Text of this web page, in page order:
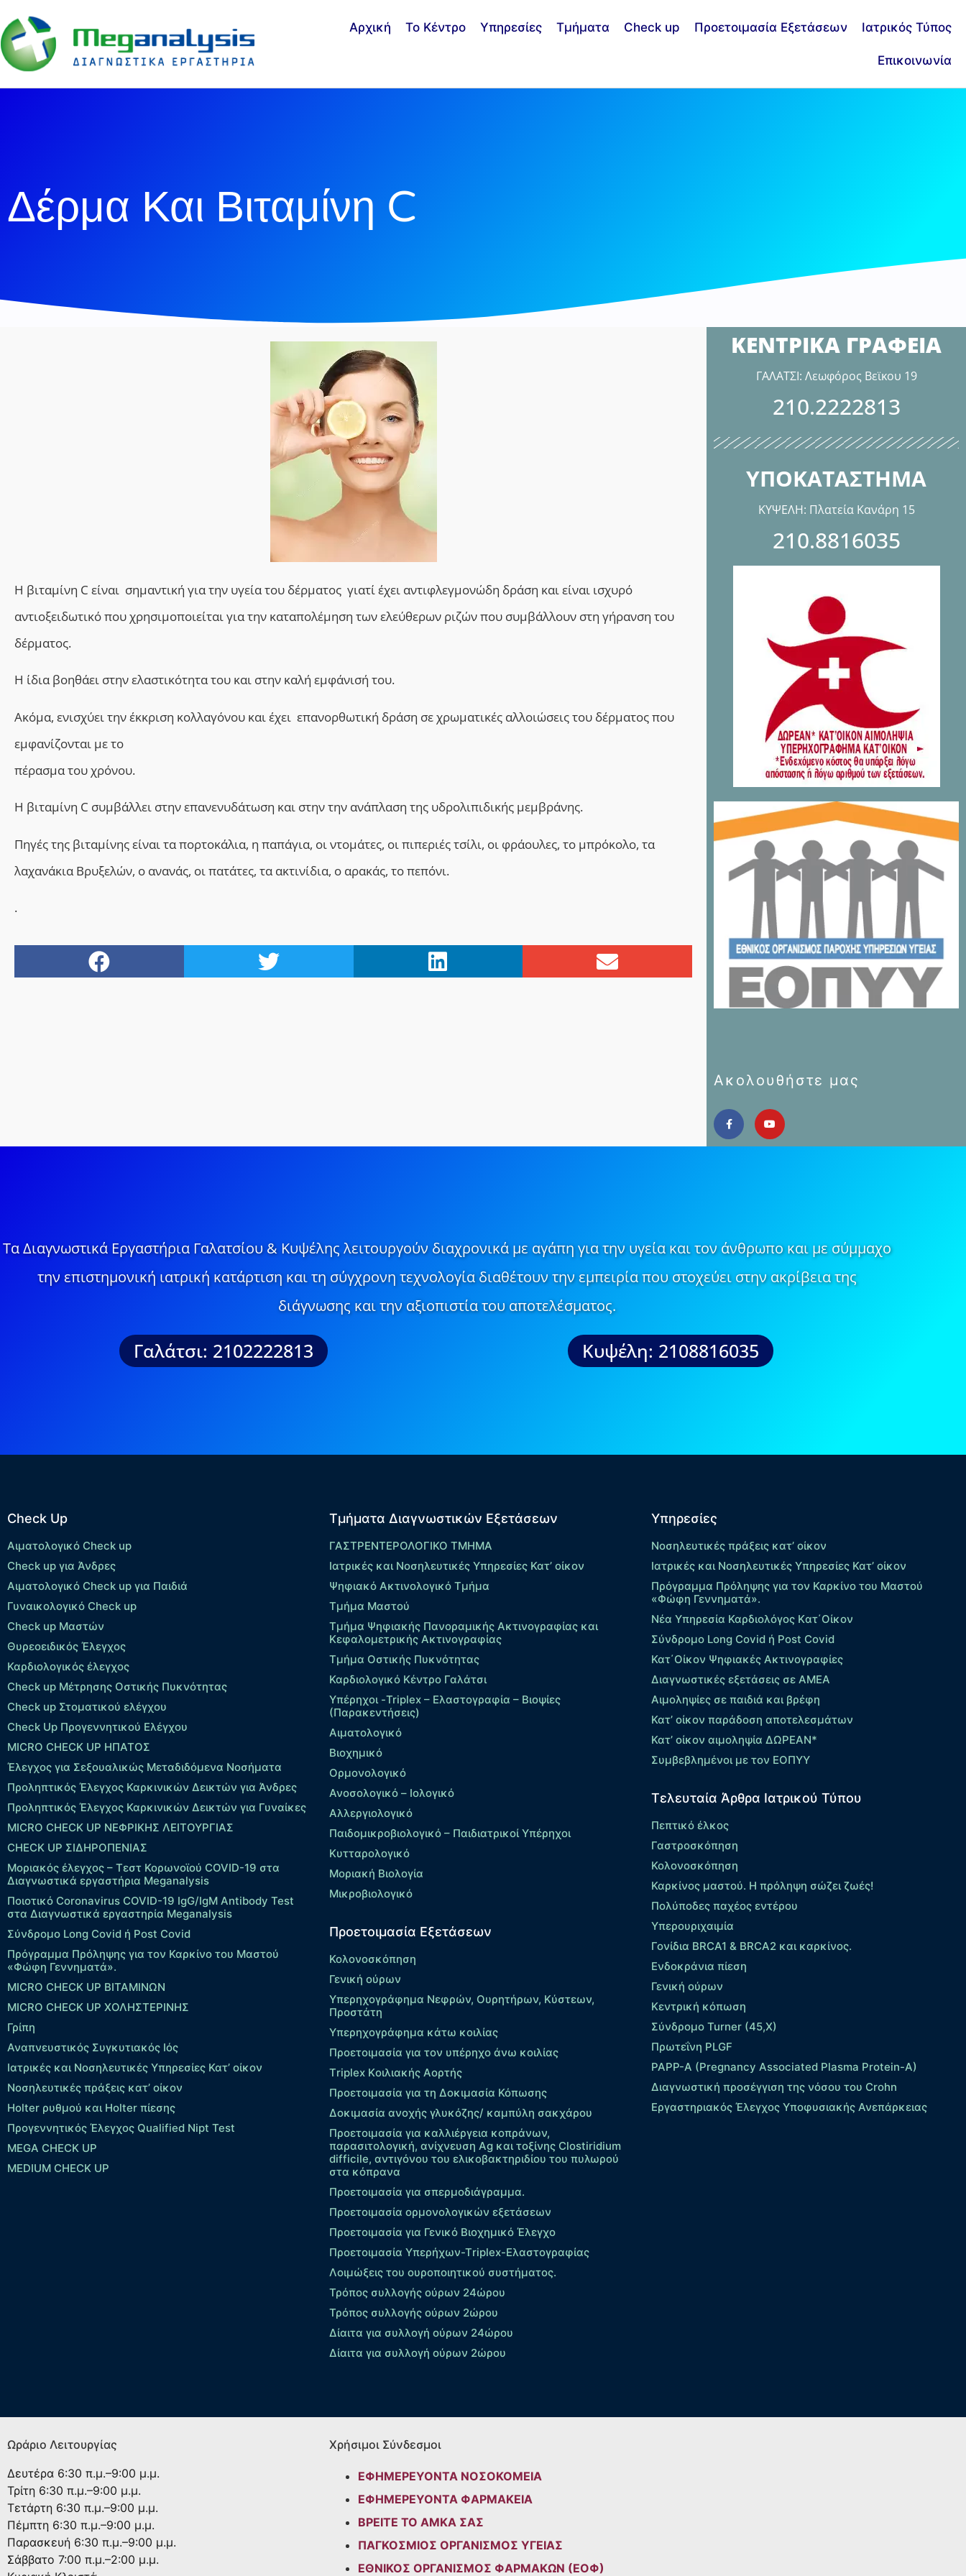
Αρχική Το Κέντρο Υπηρεσίες Τμήματα Check up Προετοιμασία Εξετάσεων Ιατρικός Τύπος
Επικοινωνία
Δέρμα Και Βιταμίνη C
Η βιταμίνη C είναι σημαντική για την υγεία του δέρματος γιατί έχει αντιφλεγμονώδη δράση και είναι ισχυρό
αντιοξειδωτικό που χρησιμοποιείται για την καταπολέμηση των ελεύθερων ριζών που συμβάλλουν στη γήρανση του
δέρματος.
Η ίδια βοηθάει στην ελαστικότητα του και στην καλή εμφάνισή του.
Ακόμα, ενισχύει την έκκριση κολλαγόνου και έχει επανορθωτική δράση σε χρωματικές αλλοιώσεις του δέρματος που
εμφανίζονται με το
πέρασμα του χρόνου.
Η βιταμίνη C συμβάλλει στην επανενυδάτωση και στην την ανάπλαση της υδρολιπιδικής μεμβράνης.
Πηγές της βιταμίνης είναι τα πορτοκάλια, η παπάγια, οι ντομάτες, οι πιπεριές τσίλι, οι φράουλες, το μπρόκολο, τα
λαχανάκια Βρυξελών, ο ανανάς, οι πατάτες, τα ακτινίδια, ο αρακάς, το πεπόνι.
.
ΚΕΝΤΡΙΚΑ ΓΡΑΦΕΙΑ
ΓΑΛΑΤΣΙ: Λεωφόρος Βεϊκου 19
210.2222813
ΥΠΟΚΑΤΑΣΤΗΜΑ
ΚΥΨΕΛΗ: Πλατεία Κανάρη 15
210.8816035
Ακολουθήστε μας
Τα Διαγνωστικά Εργαστήρια Γαλατσίου & Κυψέλης λειτουργούν διαχρονικά με αγάπη για την υγεία και τον άνθρωπο και με σύμμαχο
την επιστημονική ιατρική κατάρτιση και τη σύγχρονη τεχνολογία διαθέτουν την εμπειρία που στοχεύει στην ακρίβεια της
διάγνωσης και την αξιοπιστία του αποτελέσματος.
Γαλάτσι: 2102222813 Κυψέλη: 2108816035
Check Up
Αιματολογικό Check up
Check up για Άνδρες
Αιματολογικό Check up για Παιδιά
Γυναικολογικό Check up
Check up Μαστών
Θυρεοειδικός Έλεγχος
Καρδιολογικός έλεγχος
Check up Mέτρησης Οστικής Πυκνότητας
Check up Στοματικού ελέγχου
Check Up Προγεννητικού Ελέγχου
MICRO CHECK UP HΠΑΤΟΣ
Έλεγχος για Σεξουαλικώς Μεταδιδόμενα Νοσήματα
Προληπτικός Έλεγχος Καρκινικών Δεικτών για Άνδρες
Προληπτικός Έλεγχος Καρκινικών Δεικτών για Γυναίκες
MICRO CHECK UP ΝΕΦΡΙΚΗΣ ΛΕΙΤΟΥΡΓΙΑΣ
CHECK UP ΣΙΔΗΡΟΠΕΝΙΑΣ
Μοριακός έλεγχος – Τεστ Κορωνοϊού COVID-19 στα
Διαγνωστικά εργαστήρια Meganalysis
Ποιοτικό Coronavirus COVID-19 IgG/IgM Antibody Test
στα Διαγνωστικά εργαστηρία Meganalysis
Σύνδρομο Long Covid ή Post Covid
Πρόγραμμα Πρόληψης για τον Καρκίνο του Μαστού
«Φώφη Γεννηματά».
MICRO CHECK UP ΒΙΤΑΜΙΝΩΝ
MICRO CHECK UP ΧΟΛΗΣΤΕΡΙΝΗΣ
Γρίπη
Αναπνευστικός Συγκυτιακός Ιός
Ιατρικές και Νοσηλευτικές Υπηρεσίες Κατ’ οίκον
Νοσηλευτικές πράξεις κατ’ οίκον
Holter ρυθμού και Holter πίεσης
Προγεννητικός Έλεγχος Qualified Nipt Test
MEGA CHECK UP
MEDIUM CHECK UP
Τμήματα Διαγνωστικών Εξετάσεων
ΓΑΣΤΡΕΝΤΕΡΟΛΟΓΙΚΟ ΤΜΗΜΑ
Ιατρικές και Νοσηλευτικές Υπηρεσίες Κατ’ οίκον
Ψηφιακό Ακτινολογικό Τμήμα
Τμήμα Μαστού
Τμήμα Ψηφιακής Πανοραμικής Ακτινογραφίας και
Κεφαλομετρικής Ακτινογραφίας
Τμήμα Οστικής Πυκνότητας
Καρδιολογικό Κέντρο Γαλάτσι
Υπέρηχοι -Triplex – Eλαστογραφία – Βιοψίες
(Παρακεντήσεις)
Αιματολογικό
Βιοχημικό
Ορμονολογικό
Ανοσολογικό – Ιολογικό
Αλλεργιολογικό
Παιδομικροβιολογικό – Παιδιατρικοί Υπέρηχοι
Κυτταρολογικό
Μοριακή Βιολογία
Μικροβιολογικό
Προετοιμασία Εξετάσεων
Κολονοσκόπηση
Γενική ούρων
Υπερηχογράφημα Νεφρών, Ουρητήρων, Κύστεων,
Προστάτη
Υπερηχογράφημα κάτω κοιλίας
Προετοιμασία για τον υπέρηχο άνω κοιλίας
Τriplex Kοιλιακής Αορτής
Προετοιμασία για τη Δοκιμασία Κόπωσης
Δοκιμασία ανοχής γλυκόζης/ καμπύλη σακχάρου
Προετοιμασία για καλλιέργεια κοπράνων,
παρασιτολογική, ανίχνευση Ag και τοξίνης Clostiridium
difficile, αντιγόνου του ελικοβακτηριδίου του πυλωρού
στα κόπρανα
Προετοιμασία για σπερμοδιάγραμμα.
Προετοιμασία ορμονολογικών εξετάσεων
Προετοιμασία για Γενικό Βιοχημικό Έλεγχο
Προετοιμασία Υπερήχων-Τriplex-Ελαστογραφίας
Λοιμώξεις του ουροποιητικού συστήματος.
Τρόπος συλλογής ούρων 24ώρου
Τρόπος συλλογής ούρων 2ώρου
Δίαιτα για συλλογή ούρων 24ώρου
Δίαιτα για συλλογή ούρων 2ώρου
Υπηρεσίες
Νοσηλευτικές πράξεις κατ’ οίκον
Ιατρικές και Νοσηλευτικές Υπηρεσίες Κατ’ οίκον
Πρόγραμμα Πρόληψης για τον Καρκίνο του Μαστού
«Φώφη Γεννηματά».
Νέα Υπηρεσία Καρδιολόγος Kατ΄Οίκον
Σύνδρομο Long Covid ή Post Covid
Κατ΄Οίκον Ψηφιακές Ακτινογραφίες
Διαγνωστικές εξετάσεις σε ΑΜΕΑ
Αιμοληψίες σε παιδιά και βρέφη
Κατ’ οίκον παράδοση αποτελεσμάτων
Κατ’ οίκον αιμοληψία ΔΩΡΕΑΝ*
Συμβεβλημένοι με τον ΕΟΠΥΥ
Τελευταία Άρθρα Ιατρικού Τύπου
Πεπτικό έλκος
Γαστροσκόπηση
Κολονοσκόπηση
Καρκίνος μαστού. Η πρόληψη σώζει ζωές!
Πολύποδες παχέος εντέρου
Yπερουριχαιμία
Γονίδια BRCA1 & BRCA2 και καρκίνος.
Ενδοκράνια πίεση
Γενική ούρων
Κεντρική κόπωση
Σύνδρομο Turner (45,X)
Πρωτεΐνη PLGF
PAPP-A (Pregnancy Associated Plasma Protein-A)
Διαγνωστική προσέγγιση της νόσου του Crohn
Εργαστηριακός Έλεγχος Υποφυσιακής Ανεπάρκειας
Ωράριο Λειτουργίας
Δευτέρα 6:30 π.μ.–9:00 μ.μ.
Τρίτη 6:30 π.μ.–9:00 μ.μ.
Τετάρτη 6:30 π.μ.–9:00 μ.μ.
Πέμπτη 6:30 π.μ.–9:00 μ.μ.
Παρασκευή 6:30 π.μ.–9:00 μ.μ.
Σάββατο 7:00 π.μ.–2:00 μ.μ.
Χρήσιμοι Σύνδεσμοι
ΕΦΗΜΕΡΕΥΟΝΤΑ ΝΟΣΟΚΟΜΕΙΑ
ΕΦΗΜΕΡΕΥΟΝΤΑ ΦΑΡΜΑΚΕΙΑ
ΒΡΕΙΤΕ ΤΟ ΑΜΚΑ ΣΑΣ
ΠΑΓΚΟΣΜΙΟΣ ΟΡΓΑΝΙΣΜΟΣ ΥΓΕΙΑΣ
ΕΘΝΙΚΟΣ ΟΡΓΑΝΙΣΜΟΣ ΦΑΡΜΑΚΩΝ (ΕΟΦ)